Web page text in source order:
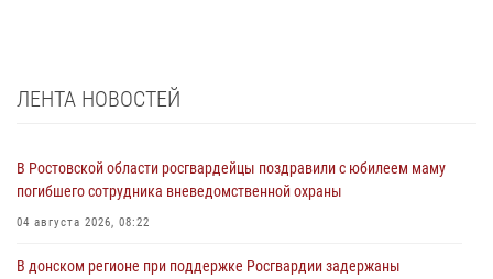
ЛЕНТА НОВОСТЕЙ
В Ростовской области росгвардейцы поздравили с юбилеем маму
погибшего сотрудника вневедомственной охраны
04 августа 2026, 08:22
В донском регионе при поддержке Росгвардии задержаны